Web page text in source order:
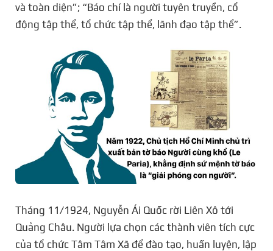
và toàn diện”; “Báo chí là người tuyên truyền, cổ
động tập thể, tổ chức tập thể, lãnh đạo tập thể”.
Tháng 11/1924, Nguyễn Ái Quốc rời Liên Xô tới
Quảng Châu. Người lựa chọn các thành viên tích cực
của tổ chức Tâm Tâm Xã để đào tạo, huấn luyện, lập